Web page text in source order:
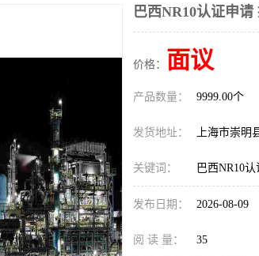
巴西NR10认证申
价格： 面议
产品数量： 9999.00个
发货地址： 上海市崇明
关键词： 巴西NR10
发布日期： 2026-08-09
阅 读 量： 35